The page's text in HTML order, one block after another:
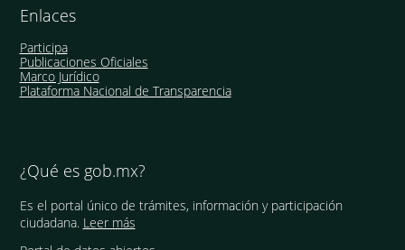
Enlaces
Participa
Publicaciones Oficiales
Marco Jurídico
Plataforma Nacional de Transparencia
¿Qué es gob.mx?
Es el portal único de trámites, información y participación
ciudadana. Leer más